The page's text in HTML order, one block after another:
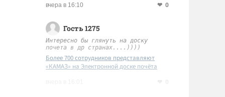
вчера в 16:10 0
Гость 1275
Интересно бы глянуть на доску
почета в др странах....))))
Более 700 сотрудников представляют
«КАМАЗ» на Электронной доске почёта